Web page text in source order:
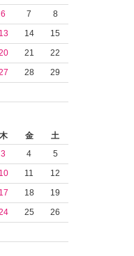
6 7
8
13 14
15
21
22
28
29
木 金
土
3 4
5
10 11
12
17 18
19
25
26